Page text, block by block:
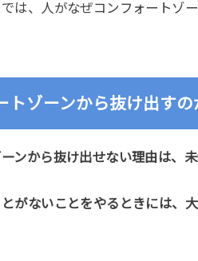
は、人がなぜコンフォートゾ
トゾーンから抜け出す
ンから抜け出せない理由は、
がないことをやるときには、